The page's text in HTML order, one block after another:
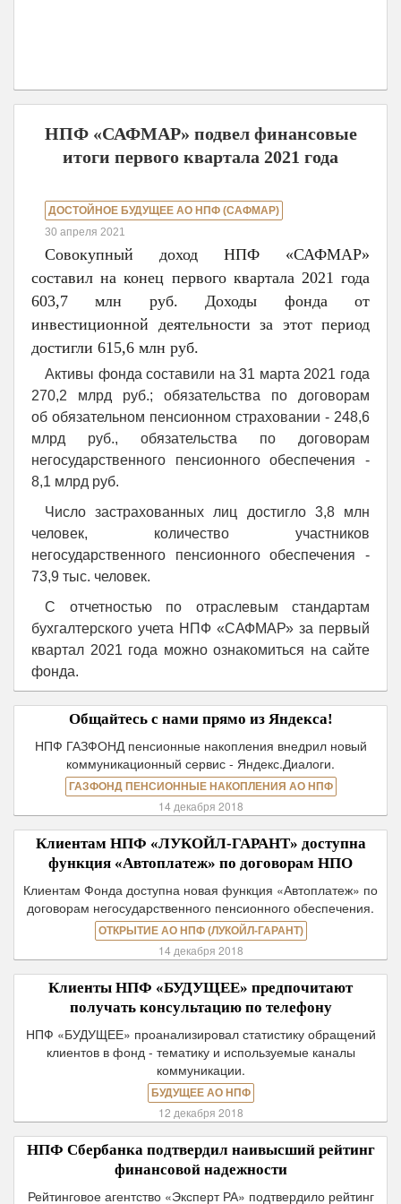
НПФ «САФМАР» подвел финансовые
итоги первого квартала 2021 года
ДОСТОЙНОЕ БУДУЩЕЕ АО НПФ (САФМАР)
30 апреля 2021
Совокупный доход НПФ «САФМАР»
составил на конец первого квартала 2021 года
603,7 млн руб. Доходы фонда от
инвестиционной деятельности за этот период
достигли 615,6 млн руб.
Активы фонда составили на 31 марта 2021 года
270,2 млрд руб.; обязательства по договорам
об обязательном пенсионном страховании - 248,6
млрд руб., обязательства по договорам
негосударственного пенсионного обеспечения -
8,1 млрд руб.
Число застрахованных лиц достигло 3,8 млн
человек, количество участников
негосударственного пенсионного обеспечения -
73,9 тыс. человек.
С отчетностью по отраслевым стандартам
бухгалтерского учета НПФ «САФМАР» за первый
квартал 2021 года можно ознакомиться на сайте
фонда.
Общайтесь с нами прямо из Яндекса!
НПФ ГАЗФОНД пенсионные накопления внедрил новый
коммуникационный сервис - Яндекс.Диалоги.
ГАЗФОНД ПЕНСИОННЫЕ НАКОПЛЕНИЯ АО НПФ
14 декабря 2018
Клиентам НПФ «ЛУКОЙЛ-ГАРАНТ» доступна
функция «Автоплатеж» по договорам НПО
Клиентам Фонда доступна новая функция «Автоплатеж» по
договорам негосударственного пенсионного обеспечения.
ОТКРЫТИЕ АО НПФ (ЛУКОЙЛ-ГАРАНТ)
14 декабря 2018
Клиенты НПФ «БУДУЩЕЕ» предпочитают
получать консультацию по телефону
НПФ «БУДУЩЕЕ» проанализировал статистику обращений
клиентов в фонд - тематику и используемые каналы
коммуникации.
БУДУЩЕЕ АО НПФ
12 декабря 2018
НПФ Сбербанка подтвердил наивысший рейтинг
финансовой надежности
Рейтинговое агентство «Эксперт РА» подтвердило рейтинг